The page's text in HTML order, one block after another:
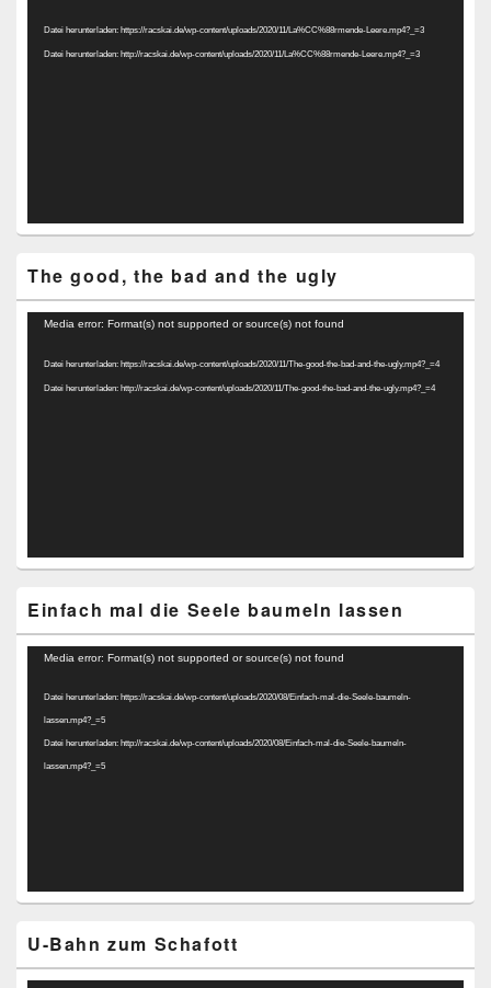
Datei herunterladen: https://racskai.de/wp-content/uploads/2020/11/La%CC%88rmende-Leere.mp4?_=3
Datei herunterladen: http://racskai.de/wp-content/uploads/2020/11/La%CC%88rmende-Leere.mp4?_=3
The good, the bad and the ugly
Video-
Media error: Format(s) not supported or source(s) not found
Datei herunterladen: https://racskai.de/wp-content/uploads/2020/11/The-good-the-bad-and-the-ugly.mp4?_=4
Datei herunterladen: http://racskai.de/wp-content/uploads/2020/11/The-good-the-bad-and-the-ugly.mp4?_=4
Einfach mal die Seele baumeln lassen
Video-
Media error: Format(s) not supported or source(s) not found
Datei herunterladen: https://racskai.de/wp-content/uploads/2020/08/Einfach-mal-die-Seele-baumeln-
lassen.mp4?_=5
Datei herunterladen: http://racskai.de/wp-content/uploads/2020/08/Einfach-mal-die-Seele-baumeln-
lassen.mp4?_=5
U-Bahn zum Schafott